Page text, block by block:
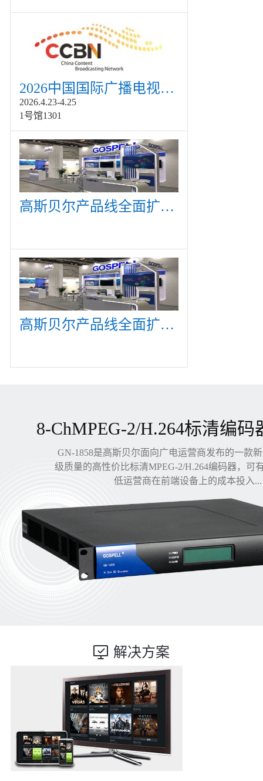
2026中国国际广播电视信息网络展览会展
2026.4.23-4.25
1号馆1301
高斯贝尔产品线全面扩展，众多新产品亮相CommunicAsia 2019
高斯贝尔产品线全面扩展，众多新产品亮相CommunicAsia 2019
8-ChMPEG-2/H.264标清编码
GN-1858是高斯贝尔面向广电运营商发布的一款
级质量的高性价比标清MPEG-2/H.264编码器，可
低运营商在前端设备上的成本投入...
解决方案